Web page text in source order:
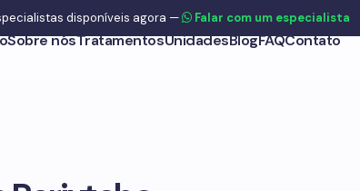
Sobre nósTratamentosUnidadesBlogFAQContato
disponíveis agora — Falar com um especialista